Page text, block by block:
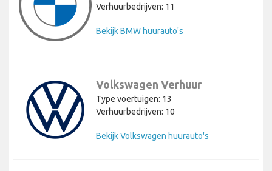
Verhuurbedrijven: 11
Bekijk BMW huurauto's
Volkswagen Verhuur
Type voertuigen: 13
Verhuurbedrijven: 10
Bekijk Volkswagen huurauto's